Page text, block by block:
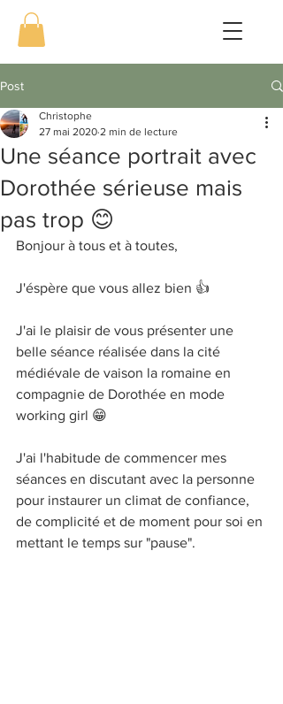
Post
Une séance portrait avec
Dorothée sérieuse mais
pas trop 😊
Christophe
27 mai 2020 2 min de lecture
Bonjour à tous et à toutes,
J'éspère que vous allez bien 👍
J'ai le plaisir de vous présenter une
belle séance réalisée dans la cité
médiévale de vaison la romaine en
compagnie de Dorothée en mode
working girl 😁
J'ai l'habitude de commencer mes
séances en discutant avec la personne
pour instaurer un climat de confiance,
de complicité et de moment pour soi en
mettant le temps sur "pause".